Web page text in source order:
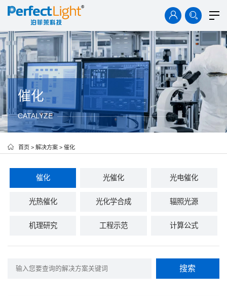
首页 产品中心 解决方案 技术资料 案例中心
新闻中心 关于我们
催化
CATALYZE
首页 > 解决方案 > 催化
催化 光催化 光电催化
光热催化 光化学合成 辐照光源
机理研究 工程示范 计算公式